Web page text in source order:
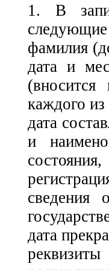
1. В
следующие
фамилия
дата и
каждого
дата
и
сведения
дата